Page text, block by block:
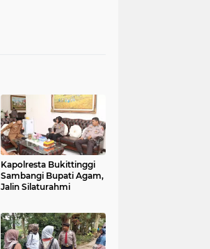
Kapolresta Bukittinggi
Sambangi Bupati Agam,
Jalin Silaturahmi